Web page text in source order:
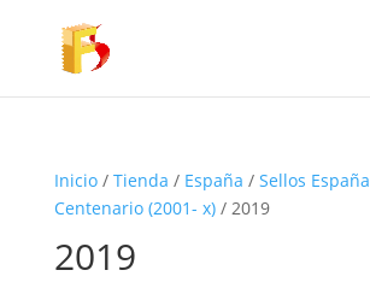
Inicio/ Tienda / España / Sellos España
Centenario (2001- x)/ 2019
2019